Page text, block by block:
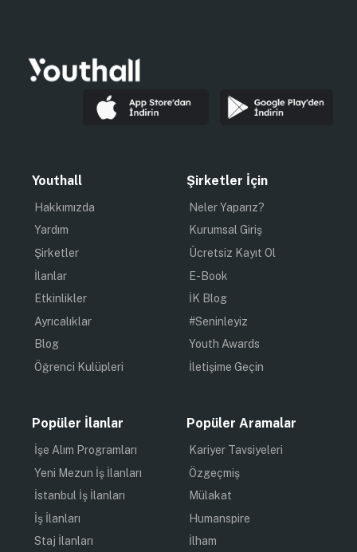
Youthall
Hakkımızda
Yardım
Şirketler
İlanlar
Etkinlikler
Ayrıcalıklar
Blog
Öğrenci Kulüpleri
Şirketler İçin
Neler Yaparız?
Kurumsal Giriş
Ücretsiz Kayıt Ol
E-Book
İK Blog
#Seninleyiz
Youth Awards
İletişime Geçin
Popüler İlanlar
İşe Alım Programları
Yeni Mezun İş İlanları
İstanbul İş İlanları
İş İlanları
Staj İlanları
Popüler Aramalar
Kariyer Tavsiyeleri
Özgeçmiş
Mülakat
Humanspire
İlham